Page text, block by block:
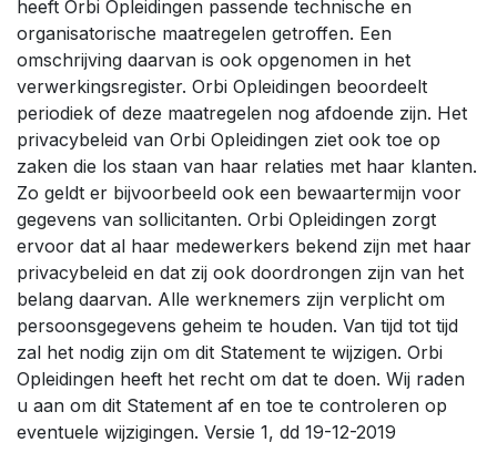
heeft Orbi Opleidingen passende technische en
organisatorische maatregelen getroffen. Een
omschrijving daarvan is ook opgenomen in het
verwerkingsregister. Orbi Opleidingen beoordeelt
periodiek of deze maatregelen nog afdoende zijn. Het
privacybeleid van Orbi Opleidingen ziet ook toe op
zaken die los staan van haar relaties met haar klanten.
Zo geldt er bijvoorbeeld ook een bewaartermijn voor
gegevens van sollicitanten. Orbi Opleidingen zorgt
ervoor dat al haar medewerkers bekend zijn met haar
privacybeleid en dat zij ook doordrongen zijn van het
belang daarvan. Alle werknemers zijn verplicht om
persoonsgegevens geheim te houden. Van tijd tot tijd
zal het nodig zijn om dit Statement te wijzigen. Orbi
Opleidingen heeft het recht om dat te doen. Wij raden
u aan om dit Statement af en toe te controleren op
eventuele wijzigingen. Versie 1, dd 19-12-2019